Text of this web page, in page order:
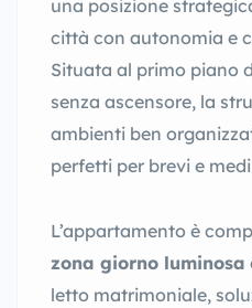
una posizione
città con autonomia e
Situata al primo piano
senza ascensore, la
ambienti ben
perfetti per brevi e
L’appartamento è
zona giorno luminosa
letto matrimoniale,